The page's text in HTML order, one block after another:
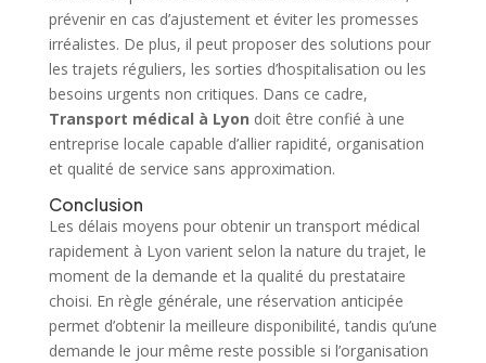
prévenir en cas d’ajustement et éviter les promesses
irréalistes. De plus, il peut proposer des solutions pour
les trajets réguliers, les sorties d’hospitalisation ou les
besoins urgents non critiques. Dans ce cadre,
Transport médical à Lyon doit être confié à une
entreprise locale capable d’allier rapidité, organisation
et qualité de service sans approximation.
Conclusion
Les délais moyens pour obtenir un transport médical
rapidement à Lyon varient selon la nature du trajet, le
moment de la demande et la qualité du prestataire
choisi. En règle générale, une réservation anticipée
permet d’obtenir la meilleure disponibilité, tandis qu’une
demande le jour même reste possible si l’organisation